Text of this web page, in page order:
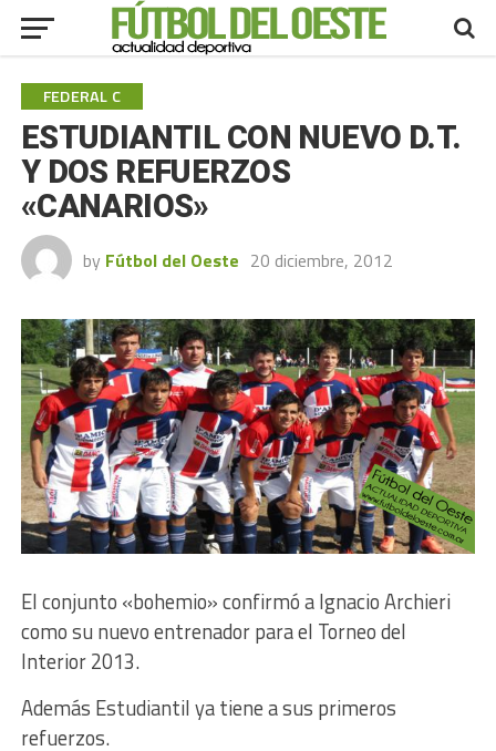
FEDERAL C
ESTUDIANTIL CON NUEVO D.T.
Y DOS REFUERZOS
«CANARIOS»
by Fútbol del Oeste 20 diciembre, 2012
El conjunto «bohemio» confirmó a Ignacio Archieri
como su nuevo entrenador para el Torneo del
Interior 2013.
Además Estudiantil ya tiene a sus primeros
refuerzos.